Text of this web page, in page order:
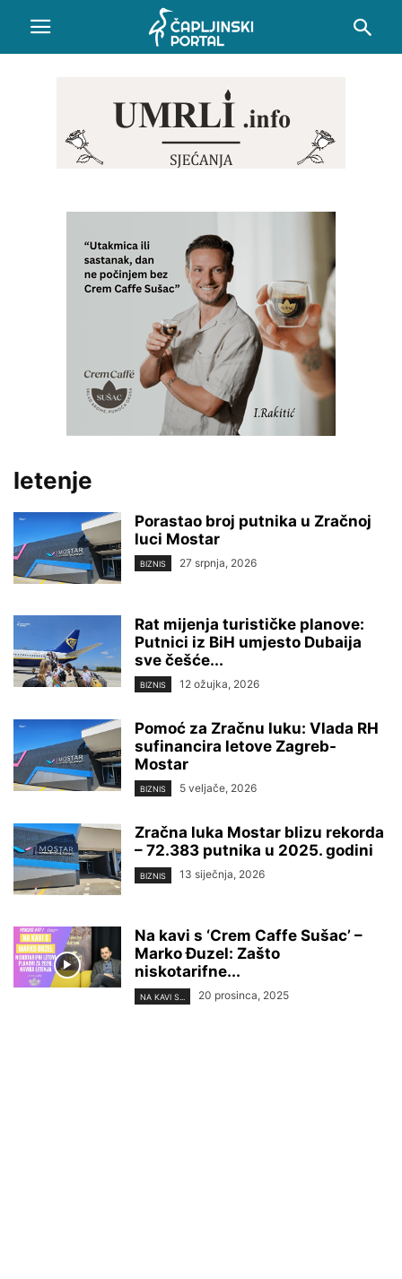
letenje
Porastao broj putnika u Zračnoj
luci Mostar
BIZNIS 27 srpnja, 2026
Rat mijenja turističke planove:
Putnici iz BiH umjesto Dubaija
sve češće...
BIZNIS 12 ožujka, 2026
Pomoć za Zračnu luku: Vlada RH
sufinancira letove Zagreb-
Mostar
BIZNIS 5 veljače, 2026
Zračna luka Mostar blizu rekorda
– 72.383 putnika u 2025. godini
BIZNIS 13 siječnja, 2026
Na kavi s ‘Crem Caffe Sušac’ –
Marko Đuzel: Zašto
niskotarifne...
NA KAVI S... 20 prosinca, 2025